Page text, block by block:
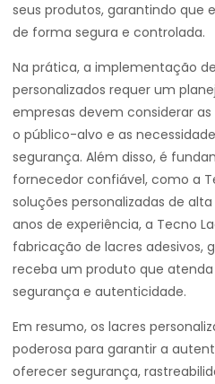
seus produtos, garantindo que
de forma segura e controlada.
Na prática, a implementação
personalizados requer um
empresas devem considerar
o público-alvo e as
segurança. Além disso, é
fornecedor confiável, como a
soluções personalizadas de
anos de experiência, a Tecno
fabricação de lacres adesivos,
receba um produto que atenda
segurança e autenticidade.
Em resumo, os lacres
poderosa para garantir a
oferecer segurança,